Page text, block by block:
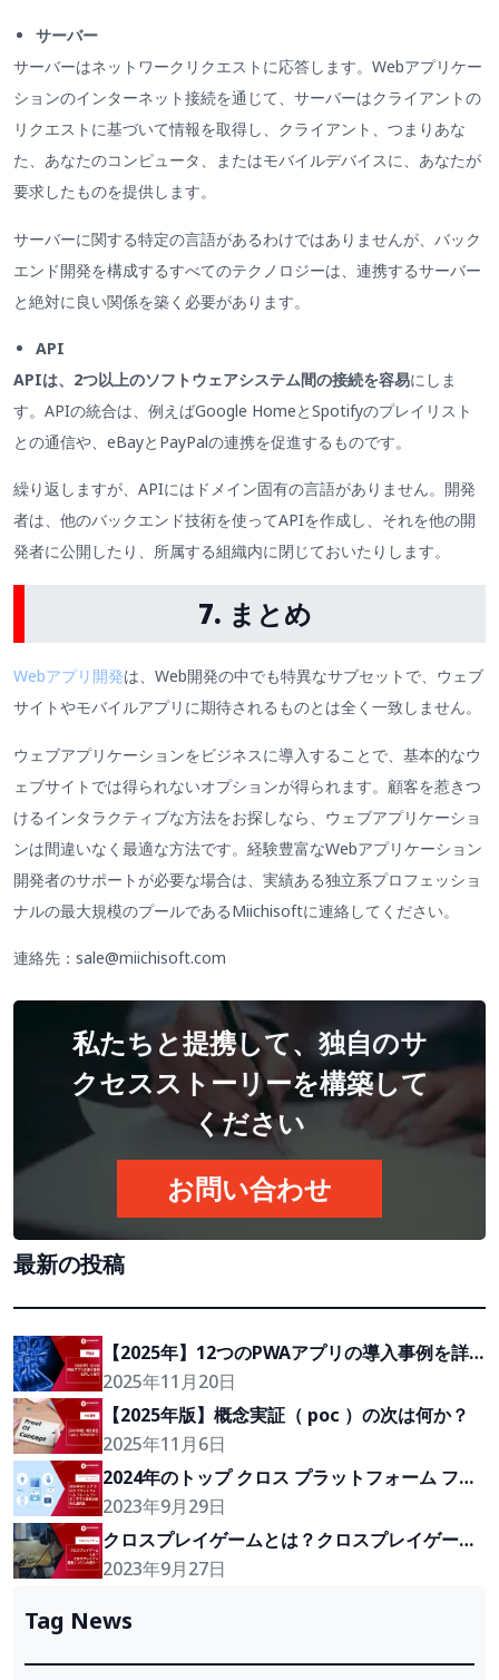
サーバー
サーバーはネットワークリクエストに応答します。Webアプリケー
ションのインターネット接続を通じて、サーバーはクライアントの
リクエストに基づいて情報を取得し、クライアント、つまりあな
た、あなたのコンピュータ、またはモバイルデバイスに、あなたが
要求したものを提供します。
サーバーに関する特定の言語があるわけではありませんが、バック
エンド開発を構成するすべてのテクノロジーは、連携するサーバー
と絶対に良い関係を築く必要があります。
API
APIは、2つ以上のソフトウェアシステム間の接続を容易にしま
す。APIの統合は、例えばGoogle HomeとSpotifyのプレイリスト
との通信や、eBayとPayPalの連携を促進するものです。
繰り返しますが、APIにはドメイン固有の言語がありません。開発
者は、他のバックエンド技術を使ってAPIを作成し、それを他の開
発者に公開したり、所属する組織内に閉じておいたりします。
7. まとめ
Webアプリ開発は、Web開発の中でも特異なサブセットで、ウェブ
サイトやモバイルアプリに期待されるものとは全く一致しません。
ウェブアプリケーションをビジネスに導入することで、基本的なウ
ェブサイトでは得られないオプションが得られます。顧客を惹きつ
けるインタラクティブな方法をお探しなら、ウェブアプリケーショ
ンは間違いなく最適な方法です。経験豊富なWebアプリケーション
開発者のサポートが必要な場合は、実績ある独立系プロフェッショ
ナルの最大規模のプールであるMiichisoftに連絡してください。
連絡先：sale@miichisoft.com
私たちと提携して、独自のサ
クセスストーリーを構築して
ください
お問い合わせ
最新の投稿
【2025年】12つのPWAアプリの導入事例を詳
しく紹介
2025年11月20日
【2025年版】概念実証（ poc ）の次は何か？
2025年11月6日
2024年のトップ クロス プラットフォーム フレ
ーム ワーク：アプリ開発の優れた選択肢
2023年9月29日
クロスプレイゲームとは？クロスプレイゲーム
開発エンジンの紹介！
2023年9月27日
Tag News